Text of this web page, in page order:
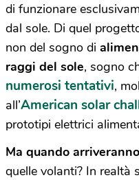
di funzionare
dal sole. Di quel
non del sogno di
raggi del sole, sogno
numerosi tentativi,
all’American solar
prototipi elettrici
Ma quando
quelle volanti? In realtà